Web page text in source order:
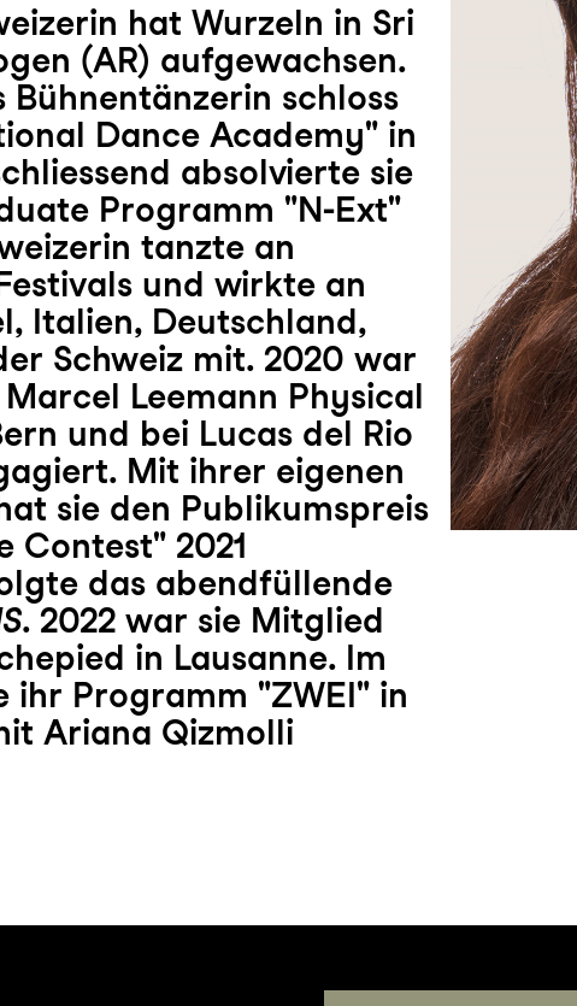
hat Wurzeln in Sri
(AR) aufgewachsen.
schloss
Dance Academy" in
absolvierte sie
Programm "N-Ext"
tanzte an
und wirkte an
Italien, Deutschland,
Schweiz mit. 2020 war
Leemann Physical
und bei Lucas del Rio
Mit ihrer eigenen
sie den Publikumspreis
Contest" 2021
das abendfüllende
. 2022 war sie Mitglied
in Lausanne. Im
ihr Programm "ZWEI" in
Ariana Qizmolli